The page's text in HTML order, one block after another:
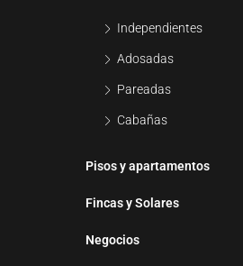
Independientes
Adosadas
Pareadas
Cabañas
Pisos y apartamentos
Fincas y Solares
Negocios